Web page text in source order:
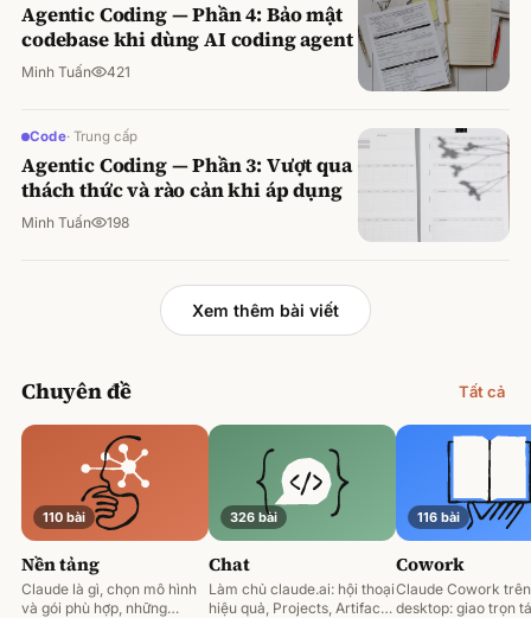
Agentic Coding — Phần 4: Bảo mật
codebase khi dùng AI coding agent
Minh Tuấn 421
Code· Trung cấp
Agentic Coding — Phần 3: Vượt qua
thách thức và rào cản khi áp dụng
Minh Tuấn 198
Xem thêm bài viết
Chuyên đề Tất cả
110 bài
Nền tảng
Claude là gì, chọn mô hình
và gói phù hợp, những
326 bài
Chat
Làm chủ claude.ai: hội thoại
hiệu quả, Projects, Artifacts
116 bài
Cowork
Claude Cowork trên
desktop: giao trọn